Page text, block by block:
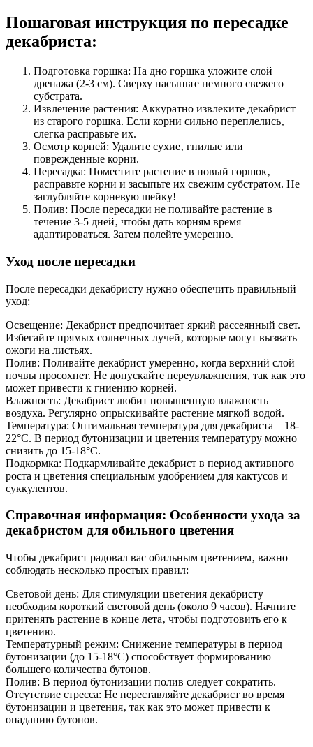
Пошаговая инструкция по пересадке
декабриста:
Подготовка горшка: На дно горшка уложите слой
дренажа (2-3 см). Сверху насыпьте немного свежего
субстрата.
Извлечение растения: Аккуратно извлеките декабрист
из старого горшка. Если корни сильно переплелись‚
слегка расправьте их.
Осмотр корней: Удалите сухие‚ гнилые или
поврежденные корни.
Пересадка: Поместите растение в новый горшок‚
расправьте корни и засыпьте их свежим субстратом. Не
заглубляйте корневую шейку!
Полив: После пересадки не поливайте растение в
течение 3-5 дней‚ чтобы дать корням время
адаптироваться. Затем полейте умеренно.
Уход после пересадки
После пересадки декабристу нужно обеспечить правильный
уход:
Освещение: Декабрист предпочитает яркий рассеянный свет.
Избегайте прямых солнечных лучей‚ которые могут вызвать
ожоги на листьях.
Полив: Поливайте декабрист умеренно‚ когда верхний слой
почвы просохнет. Не допускайте переувлажнения‚ так как это
может привести к гниению корней.
Влажность: Декабрист любит повышенную влажность
воздуха. Регулярно опрыскивайте растение мягкой водой.
Температура: Оптимальная температура для декабриста – 18-
22°C. В период бутонизации и цветения температуру можно
снизить до 15-18°C.
Подкормка: Подкармливайте декабрист в период активного
роста и цветения специальным удобрением для кактусов и
суккулентов.
Справочная информация: Особенности ухода за
декабристом для обильного цветения
Чтобы декабрист радовал вас обильным цветением‚ важно
соблюдать несколько простых правил:
Световой день: Для стимуляции цветения декабристу
необходим короткий световой день (около 9 часов). Начните
притенять растение в конце лета‚ чтобы подготовить его к
цветению.
Температурный режим: Снижение температуры в период
бутонизации (до 15-18°C) способствует формированию
большего количества бутонов.
Полив: В период бутонизации полив следует сократить.
Отсутствие стресса: Не переставляйте декабрист во время
бутонизации и цветения‚ так как это может привести к
опаданию бутонов.